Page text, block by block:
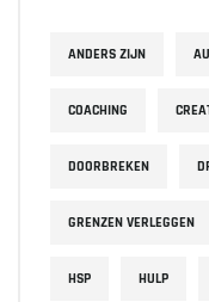
ANDERS ZIJN
COACHING
DOORBREKEN
GRENZEN VERLEGGEN
HSP HULP